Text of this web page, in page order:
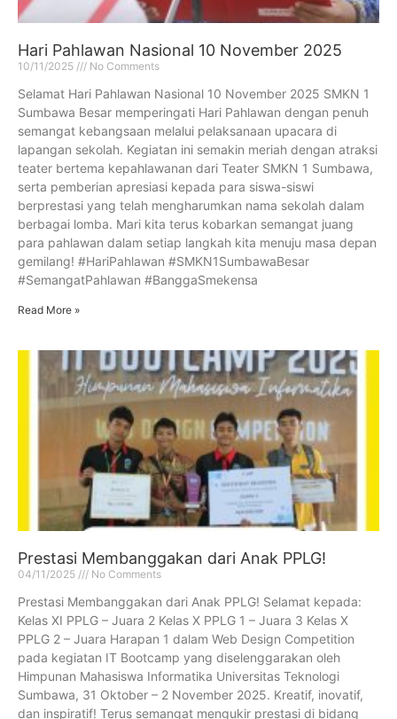
Hari Pahlawan Nasional 10 November 2025
10/11/2025 No Comments
Selamat Hari Pahlawan Nasional 10 November 2025 SMKN 1
Sumbawa Besar memperingati Hari Pahlawan dengan penuh
semangat kebangsaan melalui pelaksanaan upacara di
lapangan sekolah. Kegiatan ini semakin meriah dengan atraksi
teater bertema kepahlawanan dari Teater SMKN 1 Sumbawa,
serta pemberian apresiasi kepada para siswa-siswi
berprestasi yang telah mengharumkan nama sekolah dalam
berbagai lomba. Mari kita terus kobarkan semangat juang
para pahlawan dalam setiap langkah kita menuju masa depan
gemilang! #HariPahlawan #SMKN1SumbawaBesar
#SemangatPahlawan #BanggaSmekensa
Read More »
Prestasi Membanggakan dari Anak PPLG!
04/11/2025 No Comments
Prestasi Membanggakan dari Anak PPLG! Selamat kepada:
Kelas XI PPLG – Juara 2 Kelas X PPLG 1 – Juara 3 Kelas X
PPLG 2 – Juara Harapan 1 dalam Web Design Competition
pada kegiatan IT Bootcamp yang diselenggarakan oleh
Himpunan Mahasiswa Informatika Universitas Teknologi
Sumbawa, 31 Oktober – 2 November 2025. Kreatif, inovatif,
dan inspiratif! Terus semangat mengukir prestasi di bidang